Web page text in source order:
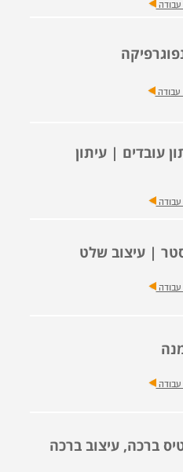
עבודה
עבודה
עובדים | עיתון
עבודה
| עיצוב שלט
עבודה
עבודה
ברכה, עיצוב ברכה